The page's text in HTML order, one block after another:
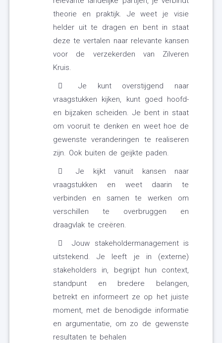
theorie en praktijk. Je weet je visie
helder uit te dragen en bent in staat
deze te vertalen naar relevante kansen
voor de verzekerden van Zilveren
Kruis.
Je kunt overstijgend naar
vraagstukken kijken, kunt goed hoofd-
en bijzaken scheiden. Je bent in staat
om vooruit te denken en weet hoe de
gewenste veranderingen te realiseren
zijn. Ook buiten de geijkte paden.
Je kijkt vanuit kansen naar
vraagstukken en weet daarin te
verbinden en samen te werken om
verschillen te overbruggen en
draagvlak te creëren.
Jouw stakeholdermanagement is
uitstekend. Je leeft je in (externe)
stakeholders in, begrijpt hun context,
standpunt en bredere belangen,
betrekt en informeert ze op het juiste
moment, met de benodigde informatie
en argumentatie, om zo de gewenste
resultaten te behalen